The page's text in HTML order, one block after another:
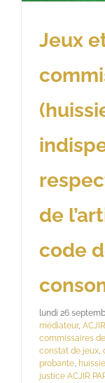
Jeux
de
code
lundi 26
médiateur,
commissaires
constat de jeux
probante
justice ACJIR